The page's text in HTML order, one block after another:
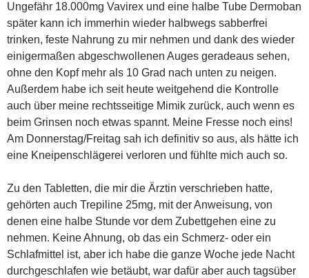
Ungefähr 18.000mg Vavirex und eine halbe Tube Dermoban
später kann ich immerhin wieder halbwegs sabberfrei
trinken, feste Nahrung zu mir nehmen und dank des wieder
einigermaßen abgeschwollenen Auges geradeaus sehen,
ohne den Kopf mehr als 10 Grad nach unten zu neigen.
Außerdem habe ich seit heute weitgehend die Kontrolle
auch über meine rechtsseitige Mimik zurück, auch wenn es
beim Grinsen noch etwas spannt. Meine Fresse noch eins!
Am Donnerstag/Freitag sah ich definitiv so aus, als hätte ich
eine Kneipenschlägerei verloren und fühlte mich auch so.
Zu den Tabletten, die mir die Ärztin verschrieben hatte,
gehörten auch Trepiline 25mg, mit der Anweisung, von
denen eine halbe Stunde vor dem Zubettgehen eine zu
nehmen. Keine Ahnung, ob das ein Schmerz- oder ein
Schlafmittel ist, aber ich habe die ganze Woche jede Nacht
durchgeschlafen wie betäubt, war dafür aber auch tagsüber